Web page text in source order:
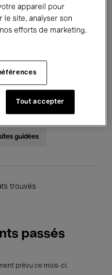
Performances
Jazz
guidées
trouvés
passés
prévu ce mois-ci.
appareil pour
le site, analyser son
efforts de marketing.
Tout accepter